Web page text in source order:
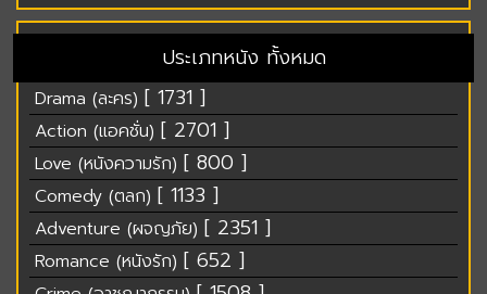
ประเภทหนัง ทั้งหมด
Drama (ละคร) [ 1731 ]
Action (แอคชั่น) [ 2701 ]
Love (หนังความรัก) [ 800 ]
Comedy (ตลก) [ 1133 ]
Adventure (ผจญภัย) [ 2351 ]
Romance (หนังรัก) [ 652 ]